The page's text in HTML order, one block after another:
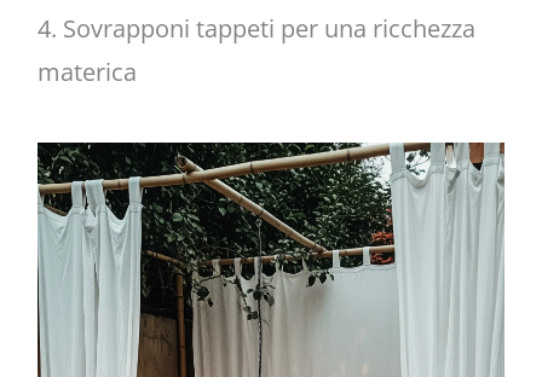
4. Sovrapponi tappeti per una ricchezza
materica